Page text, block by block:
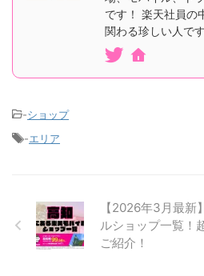
です！ 楽天社員の
関わる珍しい人です
-ショップ
-エリア
【2026年3月最新
ルショップ一覧！
ご紹介！